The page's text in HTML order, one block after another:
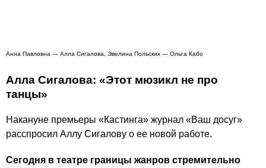
Анна Павловна — Алла Сигалова, Эвелина Польских — Ольга Кабо
Алла Сигалова: «Этот мюзикл не про
танцы»
Накануне премьеры «Кастинга» журнал «Ваш досуг»
расспросил Аллу Сигалову о ее новой работе.
Сегодня в театре границы жанров стремительно